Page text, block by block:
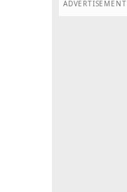
ADVERTISEMENT